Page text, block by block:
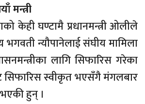
मन्त्री
केही घण्टामै प्रधानमन्त्री ओलीले
भगवती न्यौपानेलाई संघीय मामिला
लागि सिफारिस गरेका
सिफारिस स्वीकृत भएसँगै मंगलबार
भएकी हुन् ।